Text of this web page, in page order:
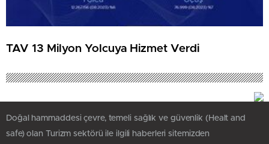
TAV 13 Milyon Yolcuya Hizmet Verdi
Doğal hammaddesi çevre, temeli sağlık ve güvenlik (Healt and
safe) olan Turizm sektörü ile ilgili haberleri sitemizden